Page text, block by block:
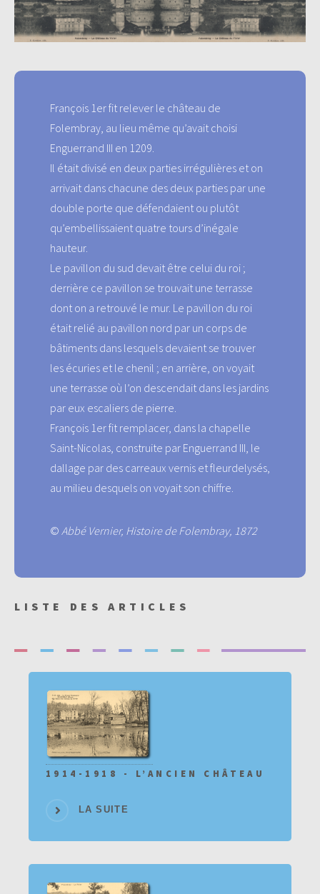
François 1er fit relever le château de
Folembray, au lieu même qu’avait choisi
Enguerrand III en 1209.
Il était divisé en deux parties irrégulières et on
arrivait dans chacune des deux parties par une
double porte que défendaient ou plutôt
qu’embellissaient quatre tours d’inégale
hauteur.
Le pavillon du sud devait être celui du roi ;
derrière ce pavillon se trouvait une terrasse
dont on a retrouvé le mur. Le pavillon du roi
était relié au pavillon nord par un corps de
bâtiments dans lesquels devaient se trouver
les écuries et le chenil ; en arrière, on voyait
une terrasse où l’on descendait dans les jardins
par eux escaliers de pierre.
François 1er fit remplacer, dans la chapelle
Saint-Nicolas, construite par Enguerrand III, le
dallage par des carreaux vernis et fleurdelysés,
au milieu desquels on voyait son chiffre.
© Abbé Vernier, Histoire de Folembray, 1872
LISTE DES ARTICLES
1914-1918 - L’ANCIEN CHÂTEAU
LA SUITE